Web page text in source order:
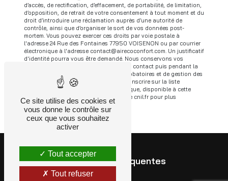
d’accès, de rectification, d’effacement, de portabilité, de limitation,
d’opposition, de retrait de votre consentement à tout moment et du
droit d’introduire une réclamation auprès d’une autorité de
contrôle, ainsi que d’organiser le sort de vos données post-
mortem. Vous pouvez exercer ces droits par voie postale à
l'adresse 24 Rue des Fontaines 77950 VOISENON ou par courrier
électronique à l'adresse contact@airecoconfort.com. Un justificatif
d'identité pourra vous être demandé. Nous conservons vos
données pendant la période de prise de contact puis pendant la
durée de prescription légale aux fins probatoires et de gestion des
contentieux. Vous avez le droit de vous inscrire sur la liste
d'opposition au démarchage téléphonique, disponible à cette
adresse:
Bloctel.gouv.fr
. Consultez le site cnil.fr pour plus
d’informations sur vos droits.
Recherches fréquentes
Ce site utilise des cookies et
vous donne le contrôle sur
ceux que vous souhaitez
activer
Tout accepter
Tout refuser